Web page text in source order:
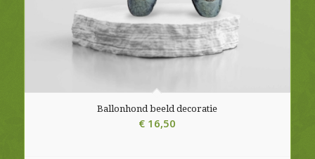
Ballonhond beeld decoratie
€ 16,50